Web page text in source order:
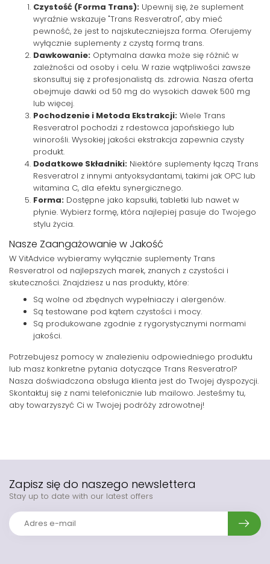
Czystość (Forma Trans): Upewnij się, że suplement
wyraźnie wskazuje "Trans Resveratrol", aby mieć
pewność, że jest to najskuteczniejsza forma. Oferujemy
wyłącznie suplementy z czystą formą trans.
Dawkowanie: Optymalna dawka może się różnić w
zależności od osoby i celu. W razie wątpliwości zawsze
skonsultuj się z profesjonalistą ds. zdrowia. Nasza oferta
obejmuje dawki od 50 mg do wysokich dawek 500 mg
lub więcej.
Pochodzenie i Metoda Ekstrakcji: Wiele Trans
Resveratrol pochodzi z rdestowca japońskiego lub
winorośli. Wysokiej jakości ekstrakcja zapewnia czysty
produkt.
Dodatkowe Składniki: Niektóre suplementy łączą Trans
Resveratrol z innymi antyoksydantami, takimi jak OPC lub
witamina C, dla efektu synergicznego.
Forma: Dostępne jako kapsułki, tabletki lub nawet w
płynie. Wybierz formę, która najlepiej pasuje do Twojego
stylu życia.
Nasze Zaangażowanie w Jakość
W VitAdvice wybieramy wyłącznie suplementy Trans
Resveratrol od najlepszych marek, znanych z czystości i
skuteczności. Znajdziesz u nas produkty, które:
Są wolne od zbędnych wypełniaczy i alergenów.
Są testowane pod kątem czystości i mocy.
Są produkowane zgodnie z rygorystycznymi normami
jakości.
Potrzebujesz pomocy w znalezieniu odpowiedniego produktu
lub masz konkretne pytania dotyczące Trans Resveratrol?
Nasza doświadczona obsługa klienta jest do Twojej dyspozycji.
Skontaktuj się z nami telefonicznie lub mailowo. Jesteśmy tu,
aby towarzyszyć Ci w Twojej podróży zdrowotnej!
Zapisz się do naszego newslettera
Stay up to date with our latest offers